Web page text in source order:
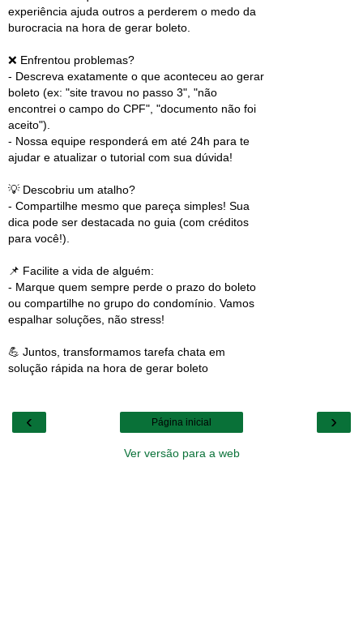
experiência ajuda outros a perderem o medo da
burocracia na hora de gerar boleto.
❌ Enfrentou problemas?
- Descreva exatamente o que aconteceu ao gerar
boleto (ex: "site travou no passo 3", "não
encontrei o campo do CPF", "documento não foi
aceito").
- Nossa equipe responderá em até 24h para te
ajudar e atualizar o tutorial com sua dúvida!
💡 Descobriu um atalho?
- Compartilhe mesmo que pareça simples! Sua
dica pode ser destacada no guia (com créditos
para você!).
📌 Facilite a vida de alguém:
- Marque quem sempre perde o prazo do boleto
ou compartilhe no grupo do condomínio. Vamos
espalhar soluções, não stress!
💪 Juntos, transformamos tarefa chata em
solução rápida na hora de gerar boleto
‹ ›
Página inicial
Ver versão para a web